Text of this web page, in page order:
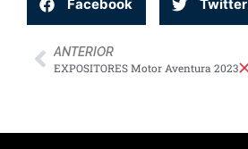
Facebook Twitter
ANTERIOR
EXPOSITORES Motor Aventura 2023